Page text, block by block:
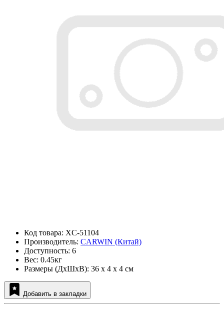
Код товара: XC-51104
Производитель: CARWIN (Китай)
Доступность: 6
Вес: 0.45кг
Размеры (ДxШxВ): 36 x 4 x 4 см
Добавить в закладки